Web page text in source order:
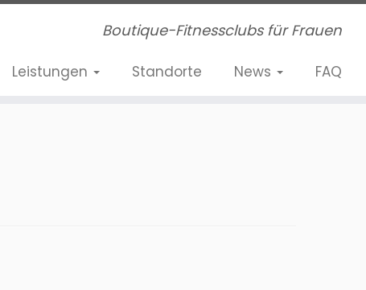
Boutique-Fitnessclubs für Frauen
Leistungen Standorte News FAQ